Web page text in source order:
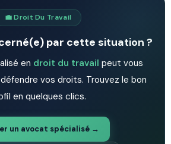
💼 Droit Du Travail
par cette situation ?
en droit du travail peut vous
vos droits. Trouvez le bon
en quelques clics.
un avocat spécialisé →